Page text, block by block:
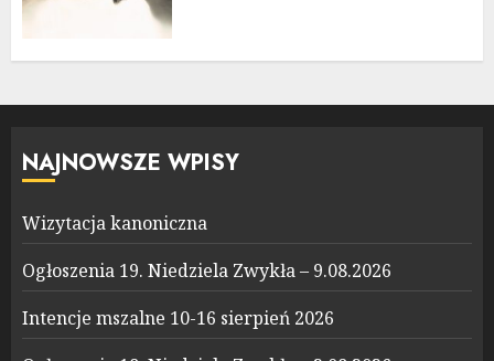
NAJNOWSZE WPISY
Wizytacja kanoniczna
Ogłoszenia 19. Niedziela Zwykła – 9.08.2026
Intencje mszalne 10-16 sierpień 2026